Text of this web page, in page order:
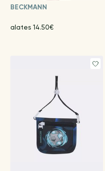
BECKMANN
alates 14.50€